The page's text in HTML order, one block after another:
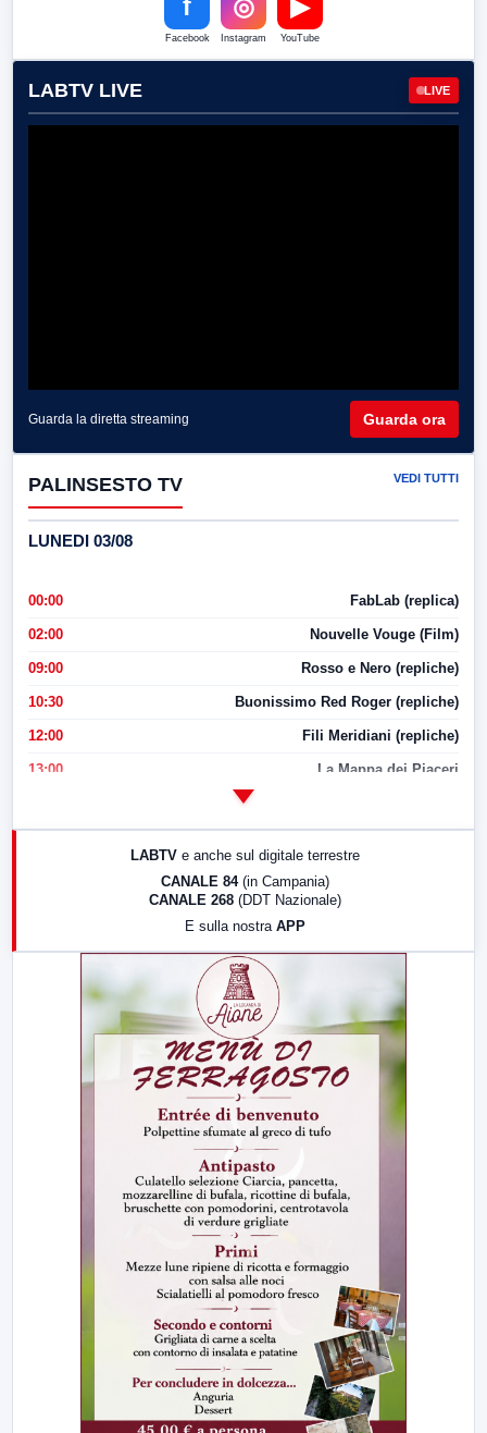
f
Facebook
◎
Instagram
▶
YouTube
LABTV LIVE LIVE
Guarda la diretta streaming Guarda ora
PALINSESTO TV VEDI TUTTI
LUNEDI 03/08
00:00 FabLab (replica)
02:00 Nouvelle Vouge (Film)
09:00 Rosso e Nero (repliche)
10:30 Buonissimo Red Roger (repliche)
12:00 Fili Meridiani (repliche)
13:00 La Mappa dei Piaceri
LABTV e anche sul digitale terrestre
CANALE 84 (in Campania)
CANALE 268 (DDT Nazionale)
E sulla nostra APP